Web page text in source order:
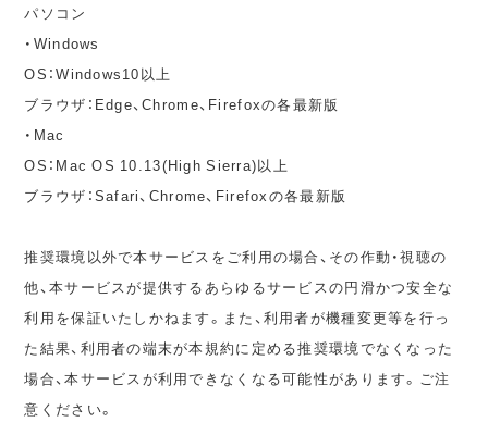
パソコン
・Windows
OS：Windows10以上
ブラウザ：Edge、Chrome、Firefoxの各最新版
・Mac
OS：Mac OS 10.13(High Sierra)以上
ブラウザ：Safari、Chrome、Firefoxの各最新版
推奨環境以外で本サービスをご利用の場合、その作動・視聴の
他、本サービスが提供するあらゆるサービスの円滑かつ安全な
利用を保証いたしかねます。また、利用者が機種変更等を行っ
た結果、利用者の端末が本規約に定める推奨環境でなくなった
場合、本サービスが利用できなくなる可能性があります。ご注
意ください。